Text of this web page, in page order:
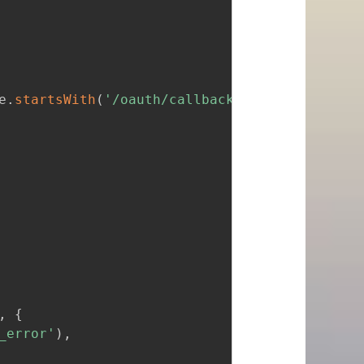
. startsWith ( '/oauth/callback'
{
) ,